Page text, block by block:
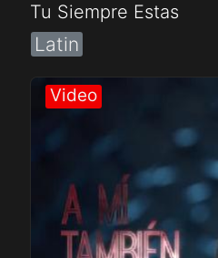
Tu Siempre Estas
Latin